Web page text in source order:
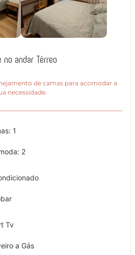
no andar Térreo
de camas para acomodar a
necessidade.
1
2
Tv
a Gás